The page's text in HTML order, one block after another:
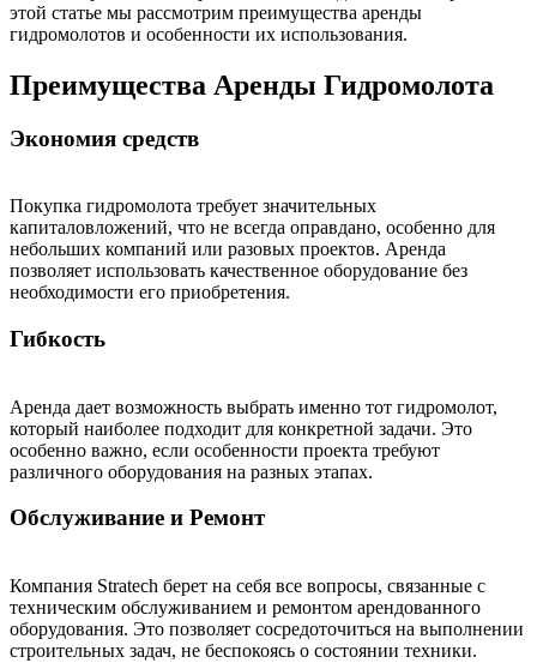
этой статье мы рассмотрим преимущества аренды
гидромолотов и особенности их использования.
Преимущества Аренды Гидромолота
Экономия средств
Покупка гидромолота требует значительных
капиталовложений, что не всегда оправдано, особенно для
небольших компаний или разовых проектов. Аренда
позволяет использовать качественное оборудование без
необходимости его приобретения.
Гибкость
Аренда дает возможность выбрать именно тот гидромолот,
который наиболее подходит для конкретной задачи. Это
особенно важно, если особенности проекта требуют
различного оборудования на разных этапах.
Обслуживание и Ремонт
Компания Stratech берет на себя все вопросы, связанные с
техническим обслуживанием и ремонтом арендованного
оборудования. Это позволяет сосредоточиться на выполнении
строительных задач, не беспокоясь о состоянии техники.